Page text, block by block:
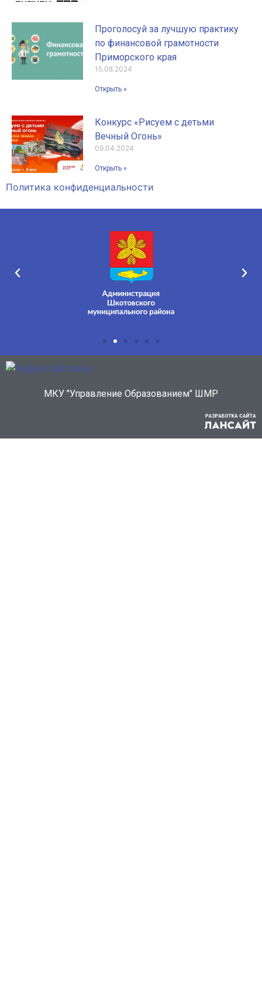
Проголосуй за лучшую практику
по финансовой грамотности
Приморского края
15.08.2024
Открыть »
Конкурс «Рисуем с детьми
Вечный Огонь»
09.04.2024
Открыть »
Политика конфиденциальности
МКУ "Управление Образованием" ШМР